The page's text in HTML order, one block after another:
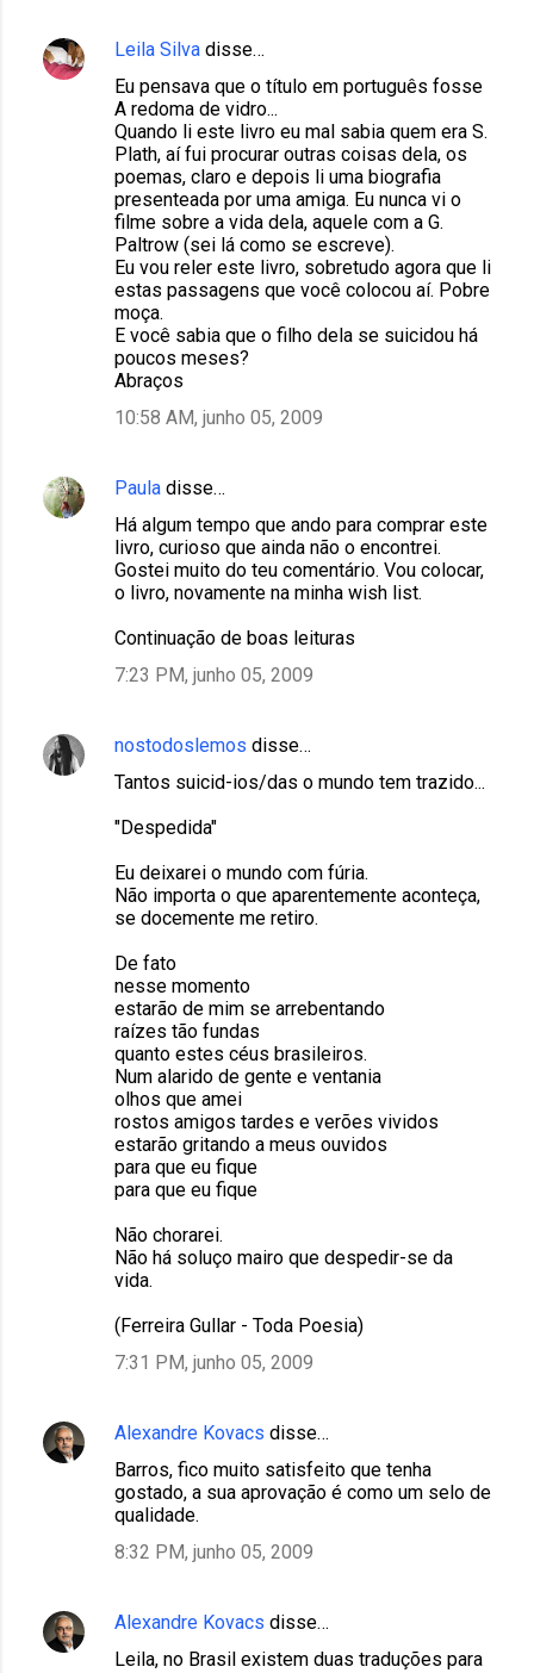
Leila Silva disse…
Eu pensava que o título em português fosse
A redoma de vidro...
Quando li este livro eu mal sabia quem era S.
Plath, aí fui procurar outras coisas dela, os
poemas, claro e depois li uma biografia
presenteada por uma amiga. Eu nunca vi o
filme sobre a vida dela, aquele com a G.
Paltrow (sei lá como se escreve).
Eu vou reler este livro, sobretudo agora que li
estas passagens que você colocou aí. Pobre
moça.
E você sabia que o filho dela se suicidou há
poucos meses?
Abraços
10:58 AM, junho 05, 2009
Paula disse…
Há algum tempo que ando para comprar este
livro, curioso que ainda não o encontrei.
Gostei muito do teu comentário. Vou colocar,
o livro, novamente na minha wish list.
Continuação de boas leituras
7:23 PM, junho 05, 2009
nostodoslemos disse…
Tantos suicid-ios/das o mundo tem trazido...
"Despedida"
Eu deixarei o mundo com fúria.
Não importa o que aparentemente aconteça,
se docemente me retiro.
De fato
nesse momento
estarão de mim se arrebentando
raízes tão fundas
quanto estes céus brasileiros.
Num alarido de gente e ventania
olhos que amei
rostos amigos tardes e verões vividos
estarão gritando a meus ouvidos
para que eu fique
para que eu fique
Não chorarei.
Não há soluço mairo que despedir-se da
vida.
(Ferreira Gullar - Toda Poesia)
7:31 PM, junho 05, 2009
Alexandre Kovacs disse…
Barros, fico muito satisfeito que tenha
gostado, a sua aprovação é como um selo de
qualidade.
8:32 PM, junho 05, 2009
Alexandre Kovacs disse…
Leila, no Brasil existem duas traduções para